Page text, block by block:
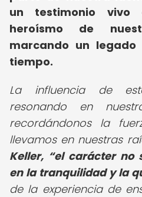
un testimonio
heroísmo de
marcando un
tiempo.
La influencia de
resonando en
recordándonos la
llevamos en nuestras
Keller,
el carácter no
en la tranquilidad y la
de la experiencia de